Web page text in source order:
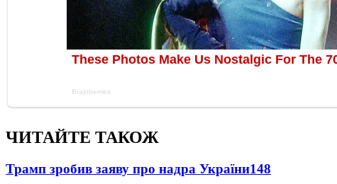
ЧИТАЙТЕ ТАКОЖ
Трамп зробив заяву про надра України148